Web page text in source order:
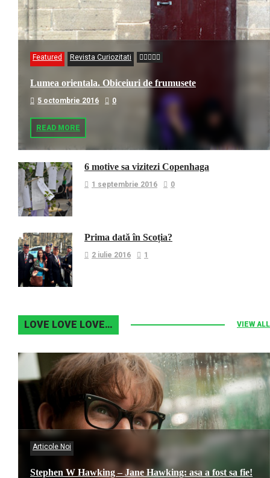
Featured Revista Curiozitati
Lumea orientala. Obiceiuri de frumusete
5 octombrie 2016 0
READ MORE
6 motive sa vizitezi Copenhaga
1 septembrie 2016 0
Prima dată în Scoția?
2 iulie 2016 1
LOVE LOVE LOVE… VIEW ALL
Articole Noi
Stephen W Hawking – Jane Hawking: asa a fost sa fie!